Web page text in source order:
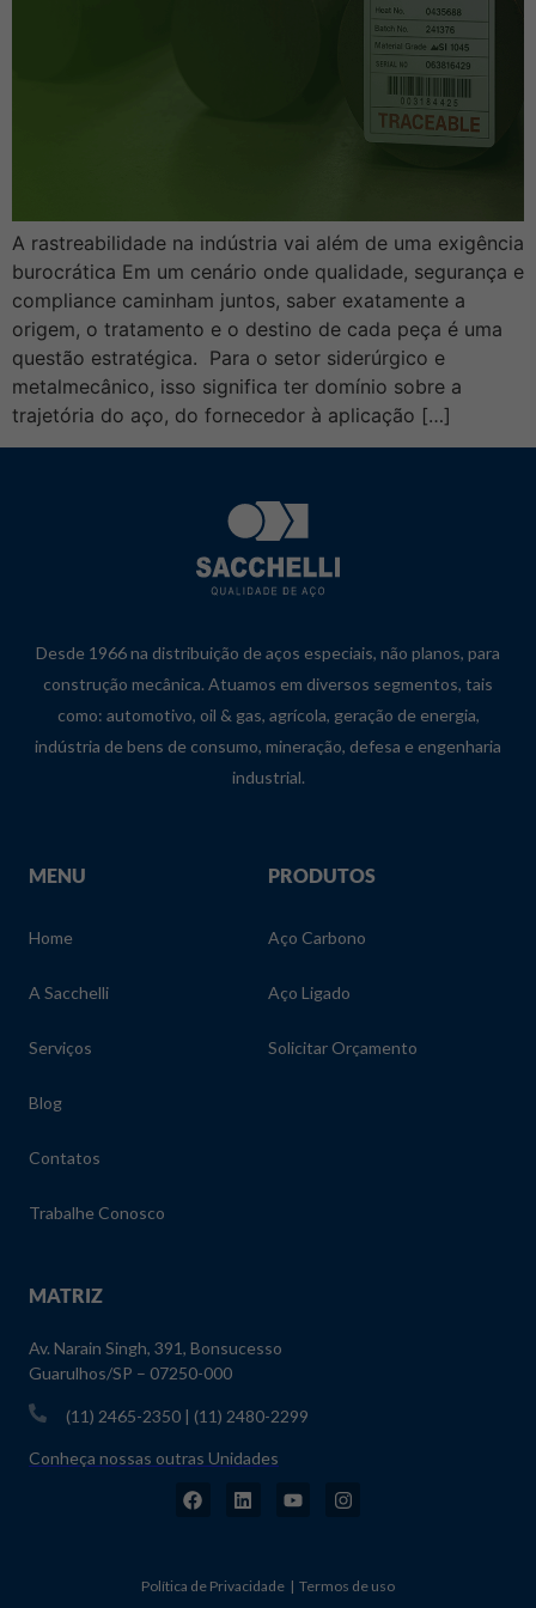
A rastreabilidade na indústria vai além de uma exigência
burocrática Em um cenário onde qualidade, segurança e
compliance caminham juntos, saber exatamente a
origem, o tratamento e o destino de cada peça é uma
questão estratégica. Para o setor siderúrgico e
metalmecânico, isso significa ter domínio sobre a
trajetória do aço, do fornecedor à aplicação […]
Desde 1966 na distribuição de aços especiais, não planos, para
construção mecânica. Atuamos em diversos segmentos, tais
como: automotivo, oil & gas, agrícola, geração de energia,
indústria de bens de consumo, mineração, defesa e engenharia
industrial.
MENU
Home
A Sacchelli
Serviços
Blog
Contatos
Trabalhe Conosco
PRODUTOS
Aço Carbono
Aço Ligado
Solicitar Orçamento
MATRIZ
Av. Narain Singh, 391, Bonsucesso
Guarulhos/SP – 07250-000
(11) 2465-2350 | (11) 2480-2299
Conheça nossas outras Unidades
Política de Privacidade | Termos de uso